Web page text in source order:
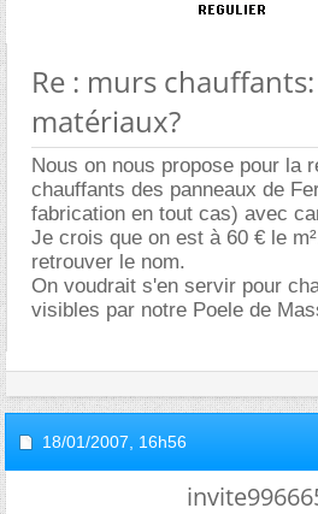
Re : murs
matériaux?
Nous on nous propose pour la
chauffants des panneaux de
fabrication en tout cas) avec
Je crois que on est à 60 € le
retrouver le nom.
On voudrait s'en servir pour
visibles par notre Poele de
18/01/2007, 16h56